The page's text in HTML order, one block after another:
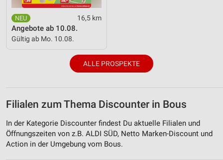
16,5 km
Angebote ab 10.08.
Gültig ab Mo. 10.08.
ALLE PROSPEKTE
Filialen zum Thema Discounter in Bous
In der Kategorie Discounter findest Du aktuelle Filialen und
Öffnungszeiten von z.B. ALDI SÜD, Netto Marken-Discount und
Action in der Umgebung vom Bous.